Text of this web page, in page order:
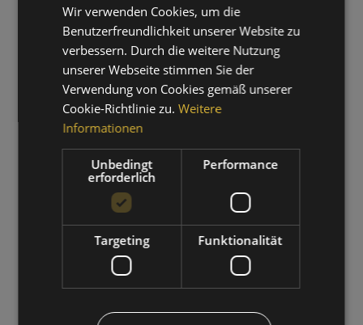
WANDERZEIT
01.09.2026 - 30.09.2026
ZUM ANGEBOT
Wir verwenden Cookies, um die
Benutzerfreundlichkeit unserer Website zu
verbessern. Durch die weitere Nutzung
unserer Webseite stimmen Sie der
Verwendung von Cookies gemäß unserer
Cookie-Richtlinie zu. Weitere
Informationen
Unbedingt
erforderlich
Performance
Targeting Funktionalität